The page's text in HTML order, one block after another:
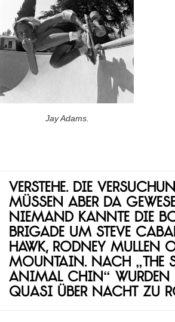
Jay Adams.
Verstehe. Die
müssen aber da
Niemand kannte die
Brigade um Steve
Hawk, Rodney Mullen
Mountain. Nach „The
Animal Chin“ wurden
quasi über Nacht zu